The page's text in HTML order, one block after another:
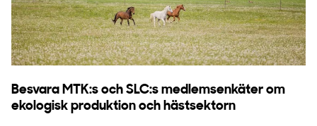
Besvara MTK:s och SLC:s medlemsenkäter om
ekologisk produktion och hästsektorn